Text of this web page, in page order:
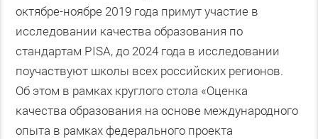
октябре-ноябре 2019 года примут участие в
исследовании качества образования по
стандартам PISA, до 2024 года в исследовании
поучаствуют школы всех российских регионов.
Об этом в рамках круглого стола «Оценка
качества образования на основе международного
опыта в рамках федерального проекта